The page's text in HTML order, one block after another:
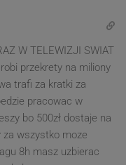
W TELEWIZJI SWIAT
przekrety na miliony
trafi za kratki za
pracowac w
bo 500zł dostaje na
wszystko moze
8h masz uzbierac